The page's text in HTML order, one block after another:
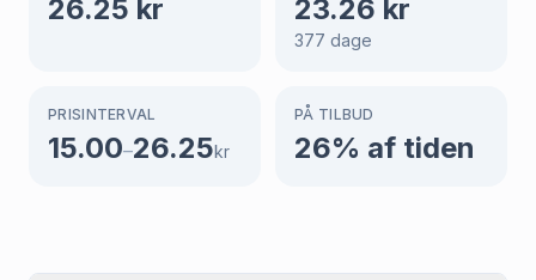
26.25 kr 23.26 kr
377 dage
PRISINTERVAL
15.00–26.25kr
PÅ TILBUD
26% af tiden